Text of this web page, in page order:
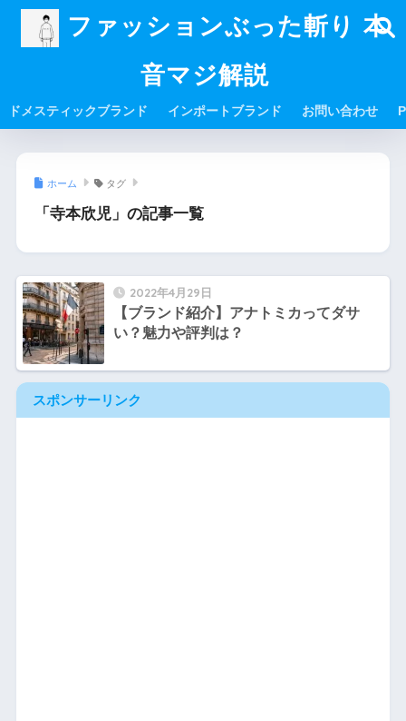
ファッションぶった斬り 本
音マジ解説
ドメスティックブランド インポートブランド お問い合わせ
ホーム タグ
「寺本欣児」の記事一覧
2022年4月29日
【ブランド紹介】アナトミカってダサ
い？魅力や評判は？
スポンサーリンク